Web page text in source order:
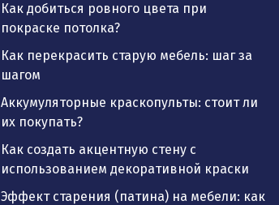
Как добиться ровного цвета при
покраске потолка?
Как перекрасить старую мебель: шаг за
шагом
Аккумуляторные краскопульты: стоит ли
их покупать?
Как создать акцентную стену с
использованием декоративной краски
Эффект старения (патина) на мебели: как